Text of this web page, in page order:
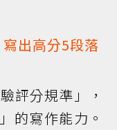
出高分5段落
評分規準」，
的寫作能力。